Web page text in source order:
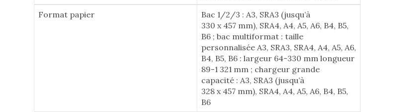
Format papier
Bac 1/2/3 : A3, SRA3 (jusqu’à
330 x 457 mm), SRA4, A4, A5, A6, B4, B5,
B6 ; bac multiformat : taille
personnalisée A3, SRA3, SRA4, A4, A5, A6,
B4, B5, B6 : largeur 64-330 mm longueur
89-1 321 mm ; chargeur grande
capacité : A3, SRA3 (jusqu’à
328 x 457 mm), SRA4, A4, A5, A6, B4, B5,
B6